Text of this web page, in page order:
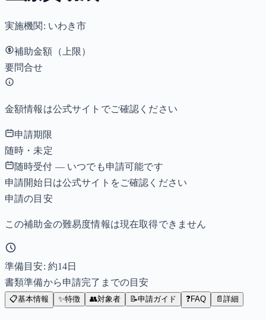
実施機関: いわき市
補助金額（上限）
要問合せ
金額情報は公式サイトでご確認ください
申請期限
随時・未定
随時受付 — いつでも申請可能です
申請開始日は公式サイトをご確認ください
申請の目安
この補助金の難易度情報は現在取得できません
準備目安: 約14日
書類準備から申請完了までの目安
📋基本情報 ✨特徴 👥対象者 📝申請ガイド ❓FAQ 📄 詳細